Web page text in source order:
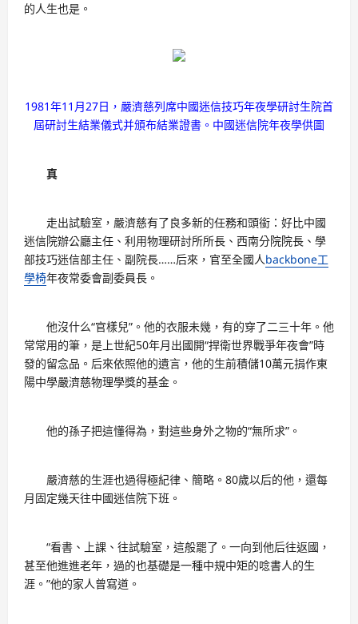
的人生也是。
1981年11月27日，嚴濟慈列席中國迷信技巧年夜學研討生院首
屆研討生結業儀式并頒布結業證書。中國迷信院年夜學供圖
真
走出試驗室，嚴濟慈有了良多新的任務和頭銜：好比中國
迷信院辦公廳主任、利用物理研討所所長、西南分院院長、學
部技巧迷信部主任、副院長……后來，官至全國人backbone工
學椅年夜常委會副委員長。
他沒什么“官樣兒”。他的衣服未幾，有的穿了二三十年。他
常常用的筆，是上世紀50年月出國開“捍衛世界戰爭年夜會”時
發的留念品。后來依照他的遺言，他的生前積儲10萬元捐作東
陽中學嚴濟慈物理學獎的基金。
他的孫子把這懂得為，對這些身外之物的“無所求”。
嚴濟慈的生涯也過得極紀律、簡略。80歲以后的他，還每
月固定幾天往中國迷信院下班。
“看書、上課、往試驗室，這般罷了。一向到他后往返國，
甚至他進進老年，過的也基礎是一種中規中矩的唸書人的生
涯。”他的家人曾寫道。